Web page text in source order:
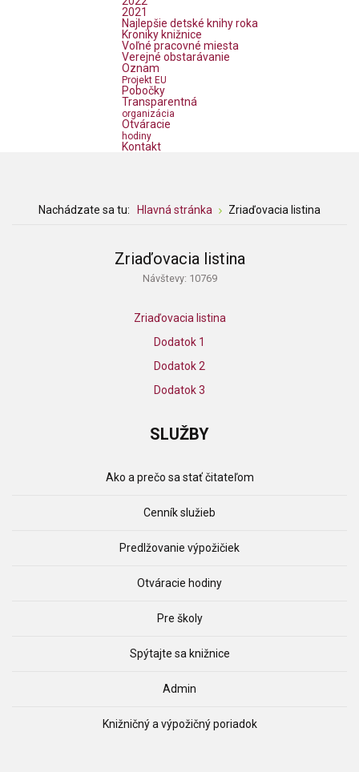
2021
Najlepšie detské knihy roka
Kroniky knižnice
Voľné pracovné miesta
Verejné obstarávanie
Oznam
Projekt EU
Pobočky
Transparentná
organizácia
Otváracie
hodiny
Kontakt
Nachádzate sa tu: Hlavná stránka Zriaďovacia listina
Zriaďovacia listina
Návštevy: 10769
Zriaďovacia listina
Dodatok 1
Dodatok 2
Dodatok 3
SLUŽBY
Ako a prečo sa stať čitateľom
Cenník služieb
Predlžovanie výpožičiek
Otváracie hodiny
Pre školy
Spýtajte sa knižnice
Admin
Knižničný a výpožičný poriadok